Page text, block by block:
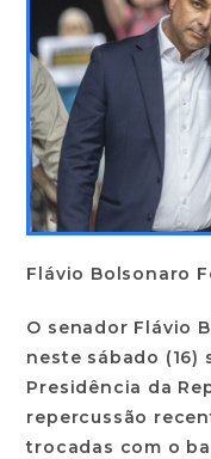
Flávio Bolsonaro
O senador Flávio
neste sábado (16)
Presidência da
repercussão
trocadas com o